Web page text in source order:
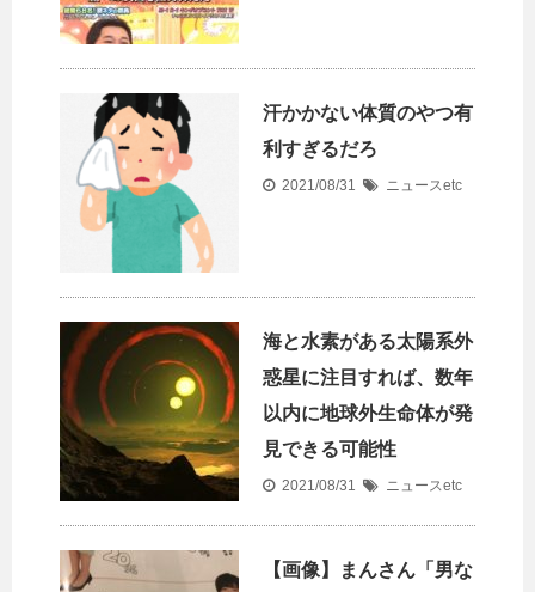
汗かかない体質のやつ有
利すぎるだろ
2021/08/31 ニュースetc
海と水素がある太陽系外
惑星に注目すれば、数年
以内に地球外生命体が発
見できる可能性
2021/08/31 ニュースetc
【画像】まんさん「男な